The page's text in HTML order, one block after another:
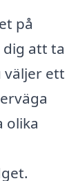
på
dig att ta
ett
olika